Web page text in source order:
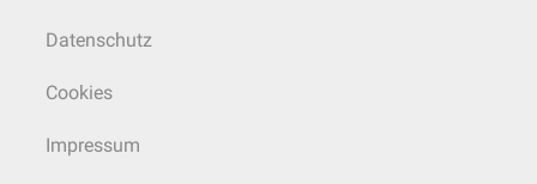
Datenschutz
Cookies
Impressum